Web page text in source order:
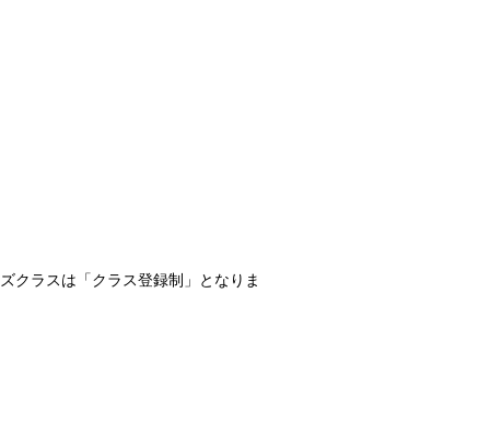
クラスは「クラス登録制」となりま